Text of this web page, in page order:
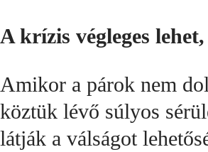
A krízis végleges
Amikor a párok nem
köztük lévő súlyos
látják a válságot